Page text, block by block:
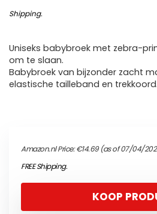
Shipping.
Uniseks babybroek met zebra-
om te slaan.
Babybroek van bijzonder zacht
elastische tailleband en trekkoord.
Amazon.nl Price:€14.69(as of 07/04/
FREE Shipping.
KOOP